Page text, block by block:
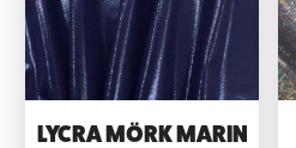
LYCRA MÖRK MARIN